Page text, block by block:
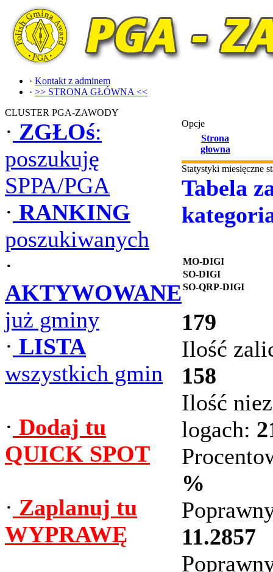
· Kontakt z adminem
· >> STRONA GŁÓWNA <<
CLUSTER PGA-ZAWODY
· ZGŁOś:
poszukuję
SPPA/PGA
· RANKING
poszukiwanych
·
AKTYWOWANE
już gminy
· LISTA
wszystkich gmin
· Dodaj tu
QUICK SPOT
· Zaplanuj tu
WYPRAWĘ
Opcje
Strona
głowna
Statystyki miesięczne
Tabela
MO-DIGI
SO-DIGI
SO-QRP-DIGI
179
Ilość
158
Ilość
logach:
%
11.2857